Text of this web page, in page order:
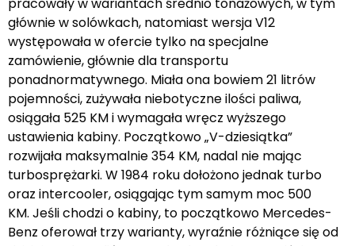
głównie w solówkach, natomiast wersja V12
występowała w ofercie tylko na specjalne
zamówienie, głównie dla transportu
ponadnormatywnego. Miała ona bowiem 21 litrów
pojemności, zużywała niebotyczne ilości paliwa,
osiągała 525 KM i wymagała wręcz wyższego
ustawienia kabiny. Początkowo „V-dziesiątka”
rozwijała maksymalnie 354 KM, nadal nie mając
turbosprężarki. W 1984 roku dołożono jednak turbo
oraz intercooler, osiągając tym samym moc 500
KM. Jeśli chodzi o kabiny, to początkowo Mercedes-
Benz oferował trzy warianty, wyraźnie różniące się od